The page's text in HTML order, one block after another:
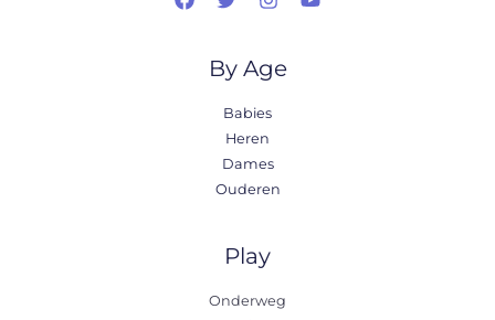
By Age
Babies
Heren
Dames
Ouderen
Play
Onderweg